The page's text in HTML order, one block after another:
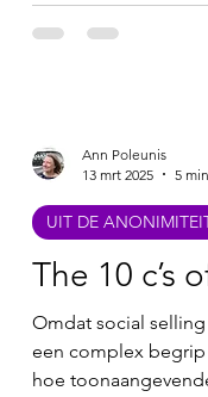
The 10 c’s
Omdat social
een complex begrip
hoe
UIT DE
Ann Poleunis
13 mrt 2025
5